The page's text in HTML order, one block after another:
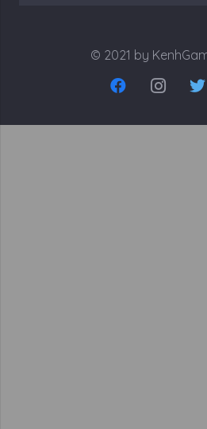
© 2021 by